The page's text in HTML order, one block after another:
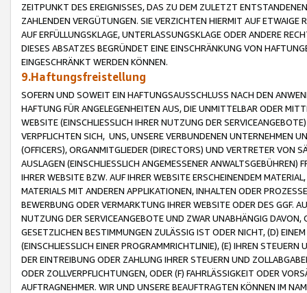
ZEITPUNKT DES EREIGNISSES, DAS ZU DEM ZULETZT
ZAHLENDEN VERGÜTUNGEN. SIE VERZICHTEN HIERMIT AUF
AUF ERFÜLLUNGSKLAGE, UNTERLASSUNGSKLAGE ODER ANDERE
DIESES ABSATZES BEGRÜNDET EINE EINSCHRÄNKUNG VON
EINGESCHRÄNKT WERDEN KÖNNEN.
9.Haftungsfreistellung
SOFERN UND SOWEIT EIN HAFTUNGSAUSSCHLUSS NACH DEN
HAFTUNG FÜR ANGELEGENHEITEN AUS, DIE UNMITTELBAR ODER
WEBSITE (EINSCHLIESSLICH IHRER NUTZUNG DER
VERPFLICHTEN SICH, UNS, UNSERE VERBUNDENEN UNTERNEHMEN
(OFFICERS), ORGANMITGLIEDER (DIRECTORS) UND VERTRETER VON
AUSLAGEN (EINSCHLIESSLICH ANGEMESSENER
IHRER WEBSITE BZW. AUF IHRER WEBSITE ERSCHEINENDEM
MATERIALS MIT ANDEREN APPLIKATIONEN, INHALTEN ODER
BEWERBUNG ODER VERMARKTUNG IHRER WEBSITE ODER DES GGF.
NUTZUNG DER SERVICEANGEBOTE UND ZWAR UNABHÄNGIG
GESETZLICHEN BESTIMMUNGEN ZULÄSSIG IST ODER NICHT, (D)
(EINSCHLIESSLICH EINER PROGRAMMRICHTLINIE), (E) IHREN
DER EINTREIBUNG ODER ZAHLUNG IHRER STEUERN UND
ODER ZOLLVERPFLICHTUNGEN, ODER (F) FAHRLÄSSIGKEIT ODER
AUFTRAGNEHMER. WIR UND UNSERE BEAUFTRAGTEN KÖNNEN IM